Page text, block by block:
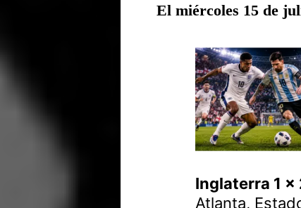
El miércoles 15 de
Inglaterra 1 x
Atlanta,